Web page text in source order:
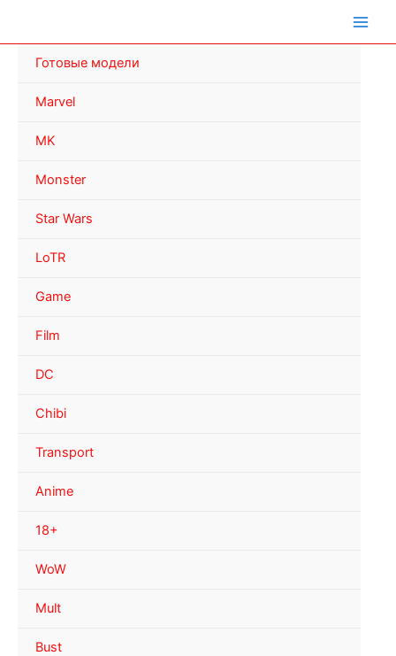
Готовые модели
Marvel
MK
Monster
Star Wars
LoTR
Game
Film
DC
Chibi
Transport
Anime
18+
WoW
Mult
Bust